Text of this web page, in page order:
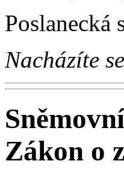
Poslanecká
Nacházíte
Zákon o